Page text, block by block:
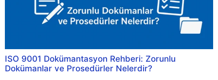
ISO 9001 Dokümantasyon Rehberi: Zorunlu
Dokümanlar ve Prosedürler Nelerdir?